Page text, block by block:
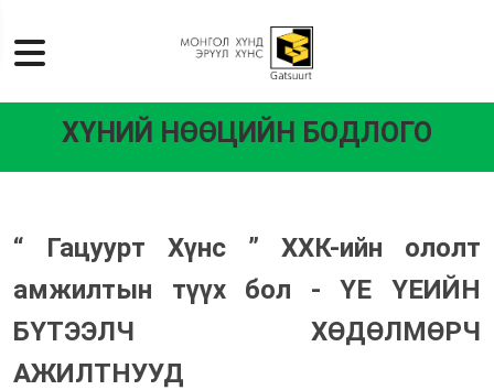
ХҮНИЙ НӨӨЦИЙН БОДЛОГО
“ Гацуурт Хүнс ” ХХК-ийн ололт
амжилтын түүх бол - ҮЕ ҮЕИЙН
БҮТЭЭЛЧ ХӨДӨЛМӨРЧ
АЖИЛТНУУД